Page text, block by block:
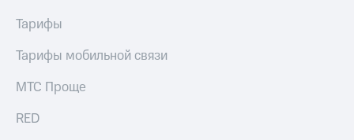
Тарифы
Тарифы мобильной связи
МТС Проще
RED